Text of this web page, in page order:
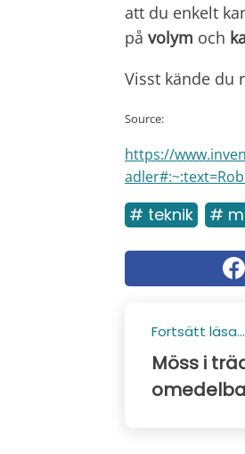
att du enkelt
på volym och
Visst kände du
Source:
https://
# teknik #
Fortsätt läsa...
Möss i